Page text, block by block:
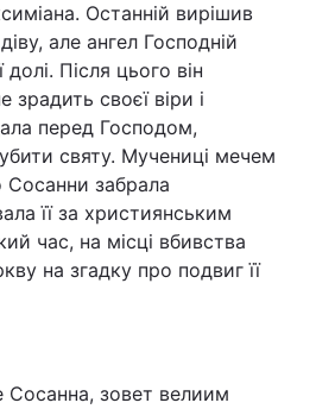
Думки
Вакансії
Останній вирішив
але ангел Господній
долі. Після цього він
своєї віри і
перед Господом,
святу. Мучениці мечем
Сосанни забрала
її за християнським
час, на місці вбивства
на згадку про подвиг її
Сосанна, зовет велиим